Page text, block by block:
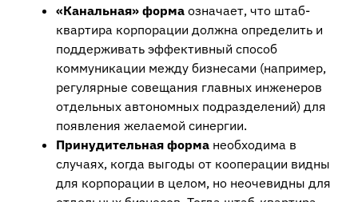
«Канальная» форма означает, что штаб-
квартира корпорации должна определить и
поддерживать эффективный способ
коммуникации между бизнесами (например,
регулярные совещания главных инженеров
отдельных автономных подразделений) для
появления желаемой синергии.
Принудительная форма необходима в
случаях, когда выгоды от кооперации видны
для корпорации в целом, но неочевидны для